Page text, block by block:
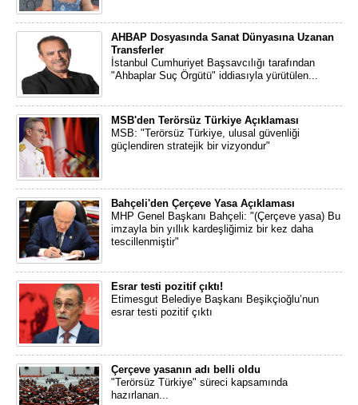
AHBAP Dosyasında Sanat Dünyasına Uzanan
Transferler
İstanbul Cumhuriyet Başsavcılığı tarafından
"Ahbaplar Suç Örgütü" iddiasıyla yürütülen...
MSB'den Terörsüz Türkiye Açıklaması
MSB: "Terörsüz Türkiye, ulusal güvenliği
güçlendiren stratejik bir vizyondur"
Bahçeli'den Çerçeve Yasa Açıklaması
MHP Genel Başkanı Bahçeli: "(Çerçeve yasa) Bu
imzayla bin yıllık kardeşliğimiz bir kez daha
tescillenmiştir"
Esrar testi pozitif çıktı!
Etimesgut Belediye Başkanı Beşikçioğlu’nun
esrar testi pozitif çıktı
Çerçeve yasanın adı belli oldu
"Terörsüz Türkiye" süreci kapsamında
hazırlanan...